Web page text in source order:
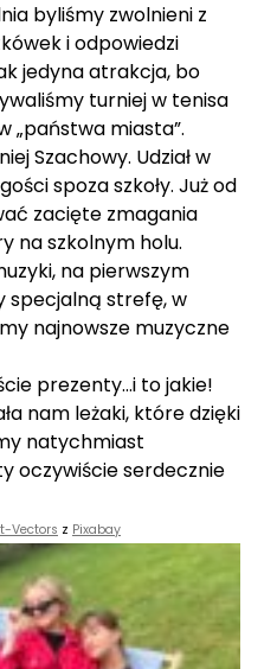
byliśmy zwolnieni z
i odpowiedzi
jedyna atrakcja, bo
turniej w tenisa
„państwa miasta”.
Szachowy. Udział w
spoza szkoły. Już od
zacięte zmagania
na szkolnym holu.
na pierwszym
specjalną strefę, w
najnowsze muzyczne
prezenty…i to jakie!
nam leżaki, które dzięki
natychmiast
oczywiście serdecznie
Vectors z Pixabay